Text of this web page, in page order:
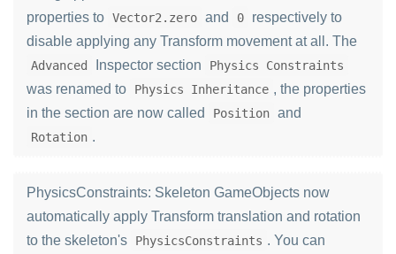
properties to Vector2.zero and 0
respectively to
disable applying any Transform movement at all. The
Advanced Inspector section Physics Constraints
was renamed to Physics Inheritance , the properties
in the section are now called
Position and
Rotation .
PhysicsConstraints: Skeleton GameObjects now
automatically apply Transform translation and rotation
to the skeleton's
PhysicsConstraints . You can